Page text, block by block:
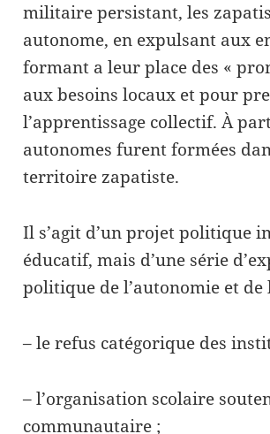
militaire persistant, les
autonome, en expulsant aux
formant a leur place des «
aux besoins locaux et pour
l’apprentissage collectif. À
autonomes furent formées
territoire zapatiste.
Il s’agit d’un projet politique
éducatif, mais d’une série
politique de l’autonomie et de
– le refus catégorique des
– l’organisation scolaire
communautaire ;